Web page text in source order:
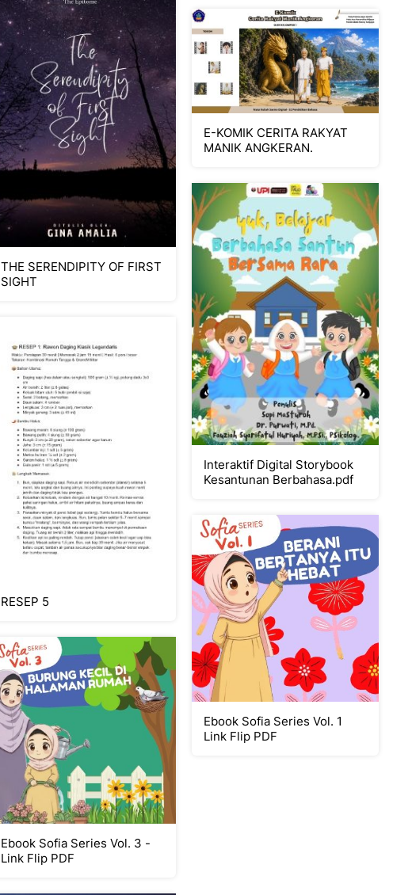
THE SERENDIPITY OF FIRST
SIGHT
E-KOMIK CERITA RAKYAT
MANIK ANGKERAN.
RESEP 5
Interaktif Digital Storybook
Kesantunan Berbahasa.pdf
Ebook Sofia Series Vol. 3 -
Link Flip PDF
Ebook Sofia Series Vol. 1
Link Flip PDF